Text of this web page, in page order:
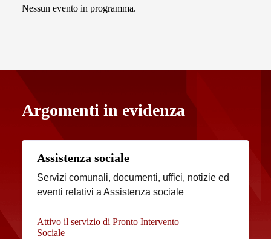
Nessun evento in programma.
Argomenti in evidenza
Assistenza sociale
Servizi comunali, documenti, uffici, notizie ed
eventi relativi a Assistenza sociale
Attivo il servizio di Pronto Intervento
Sociale